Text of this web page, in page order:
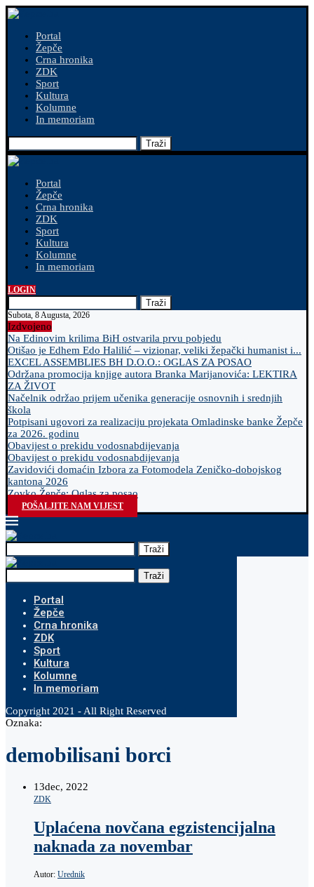
Portal
Žepče
Crna hronika
ZDK
Sport
Kultura
Kolumne
In memoriam
Traži
Portal
Žepče
Crna hronika
ZDK
Sport
Kultura
Kolumne
In memoriam
LOGIN
Traži
Subota, 8 Augusta, 2026
Izdvojeno
Na Edinovim krilima BiH ostvarila prvu pobjedu
Otišao je Edhem Edo Halilić – vizionar, veliki žepački humanist i...
EXCEL ASSEMBLIES BH D.O.O.: OGLAS ZA POSAO
Održana promocija knjige autora Branka Marijanovića: LEKTIRA
ZA ŽIVOT
Načelnik održao prijem učenika generacije osnovnih i srednjih
škola
Potpisani ugovori za realizaciju projekata Omladinske banke Žepče
za 2026. godinu
Obavijest o prekidu vodosnabdijevanja
Obavijest o prekidu vodosnabdijevanja
Zavidovići domaćin Izbora za Fotomodela Zeničko-dobojskog
kantona 2026
Zovko Žepče: Oglas za posao
POŠALJITE NAM VIJEST
Traži
Traži
Portal
Žepče
Crna hronika
ZDK
Sport
Kultura
Kolumne
In memoriam
Copyright 2021 - All Right Reserved
Oznaka:
demobilisani borci
13dec, 2022
ZDK
Uplaćena novčana egzistencijalna
naknada za novembar
Autor: Urednik